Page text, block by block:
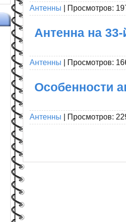
Антенны | Просмотров:
Антенна на
Антенны | Просмотров:
Особенности
Антенны | Просмотров: